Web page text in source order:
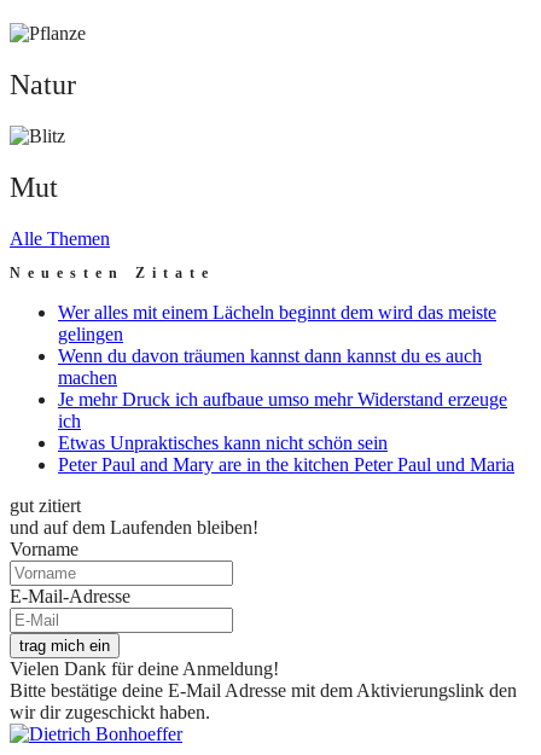
Natur
Natur
Mut
Mut
Alle Themen
Neuesten Zitate
Wer alles mit einem Lächeln beginnt dem wird das meiste
gelingen
Wenn du davon träumen kannst dann kannst du es auch
machen
Je mehr Druck ich aufbaue umso mehr Widerstand erzeuge
ich
Etwas Unpraktisches kann nicht schön sein
Peter Paul and Mary are in the kitchen Peter Paul und Maria
gut zitiert
und auf dem Laufenden bleiben!
Vorname
E-Mail-Adresse
trag mich ein
Vielen Dank für deine Anmeldung!
Bitte bestätige deine E-Mail Adresse mit dem Aktivierungslink den
wir dir zugeschickt haben.